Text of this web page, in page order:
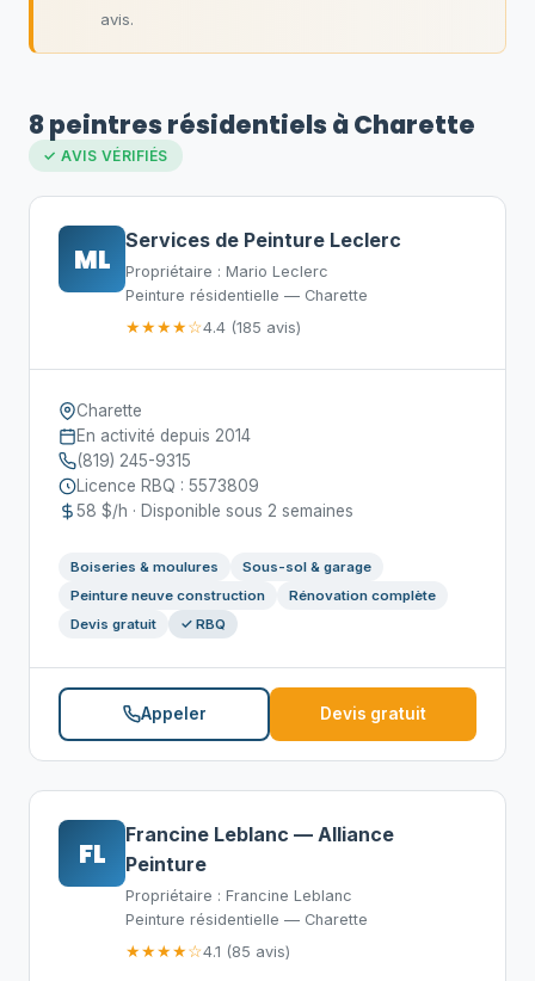
avis.
8 peintres résidentiels à Charette
✓ AVIS VÉRIFIÉS
ML
Services de Peinture Leclerc
Propriétaire : Mario Leclerc
Peinture résidentielle — Charette
★★★★☆4.4 (185 avis)
Charette
En activité depuis 2014
(819) 245-9315
Licence RBQ : 5573809
58 $/h · Disponible sous 2 semaines
Boiseries & moulures
Sous-sol & garage
Peinture neuve construction
Rénovation complète
Devis gratuit
✓ RBQ
Appeler Devis gratuit
FL
Francine Leblanc — Alliance
Peinture
Propriétaire : Francine Leblanc
Peinture résidentielle — Charette
★★★★☆4.1 (85 avis)